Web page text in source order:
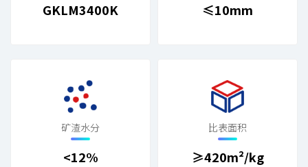
GKLM3400K ≤10mm
矿渣水分
<12%
比表面积
≥420m²/kg